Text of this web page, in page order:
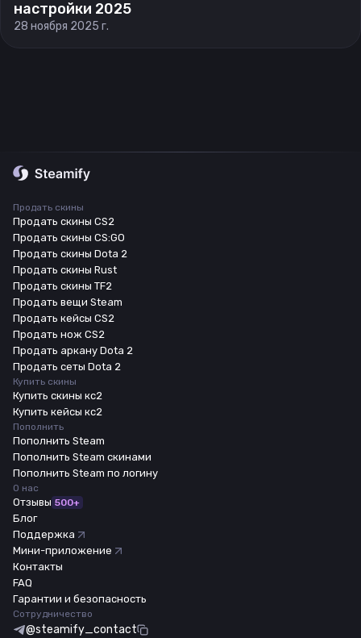
настройки 2025
28 ноября 2025 г.
Продать скины
Продать скины CS2
Продать скины CS:GO
Продать скины Dota 2
Продать скины Rust
Продать скины TF2
Продать вещи Steam
Продать кейсы CS2
Продать нож CS2
Продать аркану Dota 2
Продать сеты Dota 2
Купить скины
Купить скины кс2
Купить кейсы кс2
Пополнить
Пополнить Steam
Пополнить Steam скинами
Пополнить Steam по логину
О нас
Отзывы 500+
Блог
Поддержка
Мини-приложение
Контакты
FAQ
Гарантии и безопасность
Сотрудничество
@steamify_contact